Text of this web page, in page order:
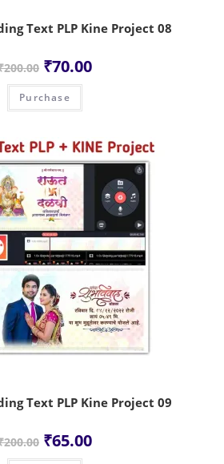
Text PLP Kine Project 08
200.00 ₹70.00
Purchase
Text PLP Kine Project 09
200.00 ₹65.00